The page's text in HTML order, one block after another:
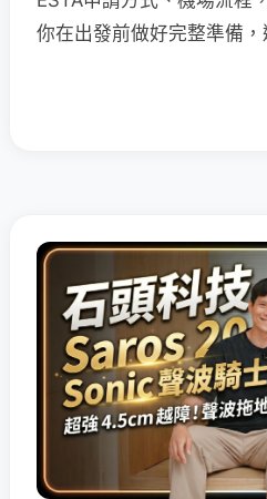
你在出發前做好完整準備